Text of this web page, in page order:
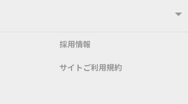
自動はんだ送り装置
デモ機貸し出しサービス
SDS(MSDS)製品
社長あいさつ
採用情報
サイトご利用規約